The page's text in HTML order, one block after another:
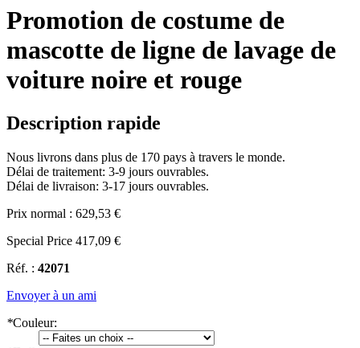
Promotion de costume de
mascotte de ligne de lavage de
voiture noire et rouge
Description rapide
Nous livrons dans plus de 170 pays à travers le monde.
Délai de traitement: 3-9 jours ouvrables.
Délai de livraison: 3-17 jours ouvrables.
Prix normal : 629,53 €
Special Price 417,09 €
Réf. : 42071
Envoyer à un ami
*Couleur: